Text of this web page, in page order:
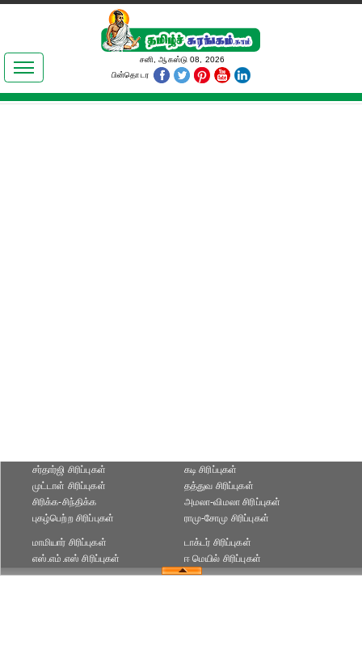
இலக்கியங்கள்
தமிழ் உலகம்
சனி, ஆகஸ்டு 08, 2026
பின்தொடர
சர்தார்ஜி சிரிப்புகள்
முட்டாள் சிரிப்புகள்
கடி சிரிப்புகள்
தத்துவ சிரிப்புகள்
சிரிக்க-சிந்திக்க
புகழ்பெற்ற சிரிப்புகள்
அமலா-விமலா சிரிப்புகள்
ராமு-சோமு சிரிப்புகள்
மாமியார் சிரிப்புகள்
எஸ்.எம்.எஸ் சிரிப்புகள்
டாக்டர் சிரிப்புகள்
ஈ மெயில் சிரிப்புகள்